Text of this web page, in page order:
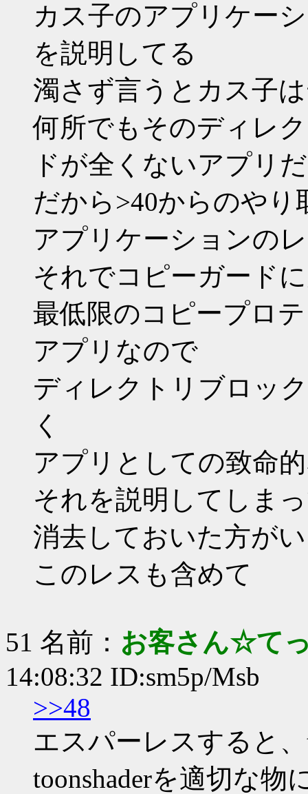
カス子のアプリケー
を説明してる
濁さず言うとカス子
何所でもそのディレ
ドが全くないアプリだ
だから>40からのや
アプリケーションの
それでコピーガード
最低限のコピープロ
アプリなので
ディレクトリブロッ
く
アプリとしての致命
それを説明してしま
消去しておいた方が
このレスも含めて
51 名前： お客さん☆て
14:08:32 ID:sm5p/Msb
>>48
エスパーレスすると
toonshaderを適切な物